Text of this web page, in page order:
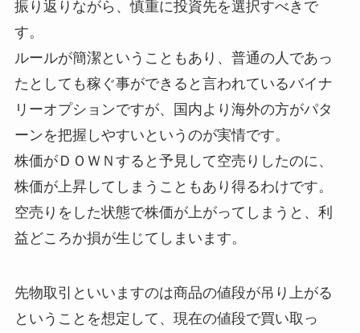
振り返りながら、慎重に投資先を選択すべきで
す。
ルールが簡潔ということもあり、普通の人であっ
たとしても稼ぐ事ができると言われているバイナ
リーオプションですが、国内より海外の方がパタ
ーンを把握しやすいというのが実情です。
株価がＤＯＷＮすると予見して空売りしたのに、
株価が上昇してしまうこともあり得るわけです。
空売りをした状態で株価が上がってしまうと、利
益どころか損が生じてしまいます。
先物取引といいますのは商品の値段が吊り上がる
ということを想定して、現在の値段で買い取っ